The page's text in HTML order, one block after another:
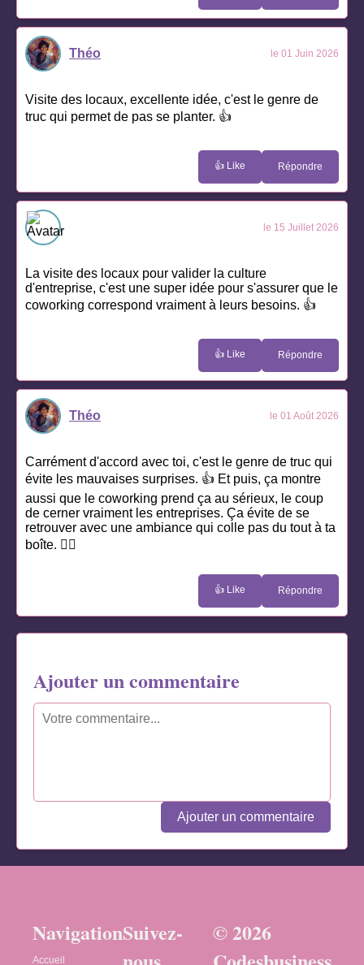
Théo le 01 Juin 2026
Visite des locaux, excellente idée, c'est le genre de
truc qui permet de pas se planter. 👍
👍 Like Répondre
le 15 Juillet 2026
La visite des locaux pour valider la culture
d'entreprise, c'est une super idée pour s'assurer que le
coworking correspond vraiment à leurs besoins. 👍
👍 Like Répondre
Théo le 01 Août 2026
Carrément d'accord avec toi, c'est le genre de truc qui
évite les mauvaises surprises. 👍 Et puis, ça montre
aussi que le coworking prend ça au sérieux, le coup
de cerner vraiment les entreprises. Ça évite de se
retrouver avec une ambiance qui colle pas du tout à ta
boîte. 🤷‍♂️
👍 Like Répondre
Ajouter un commentaire
Ajouter un commentaire
Navigation
Accueil
Suivez-
© 2026